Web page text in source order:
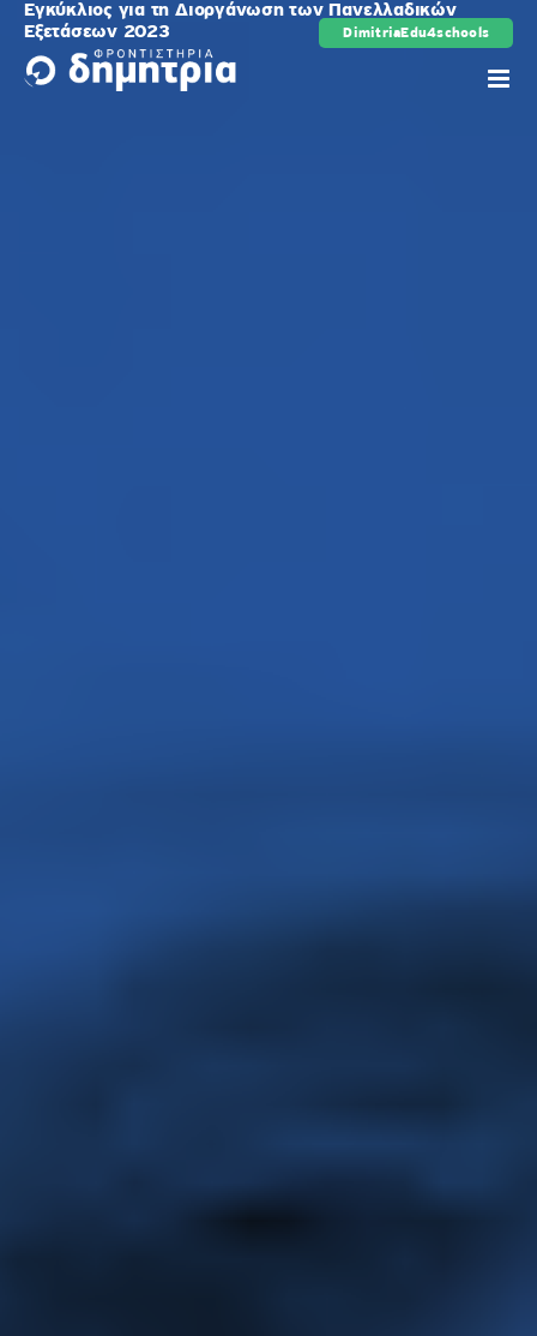
Μετάβαση
περιεχόμενο
DimitriaEdu4schools
Εγκύκλιος για τη Διοργάνωση των Πανελλαδικών
Εξετάσεων 2023